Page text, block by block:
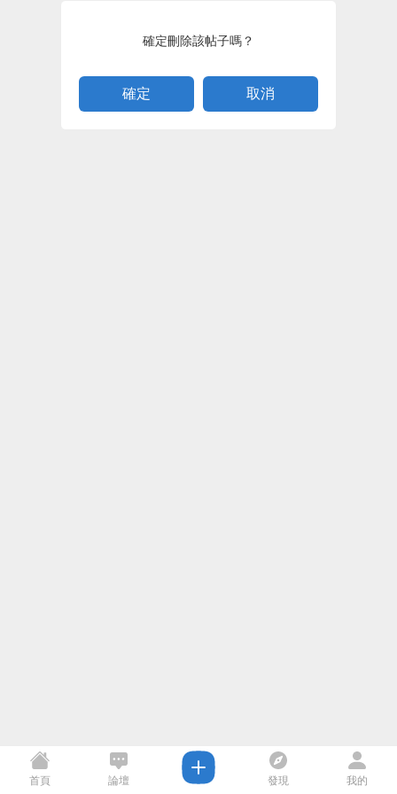
確定刪除該帖子嗎？
取消
首頁 論壇 發現 我的